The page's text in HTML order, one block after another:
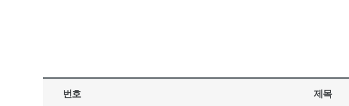
번호 제목